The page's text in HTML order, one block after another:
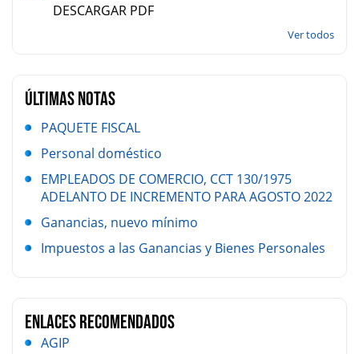
DESCARGAR PDF
Ver todos
ÚLTIMAS NOTAS
PAQUETE FISCAL
Personal doméstico
EMPLEADOS DE COMERCIO, CCT 130/1975
ADELANTO DE INCREMENTO PARA AGOSTO 2022
Ganancias, nuevo mínimo
Impuestos a las Ganancias y Bienes Personales
Enlaces Recomendados
AGIP